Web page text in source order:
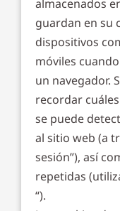
almacenados
guardan en su
dispositivos
móviles
un navegador.
recordar
se puede
al sitio web (a
sesión”), así
repetidas
“).